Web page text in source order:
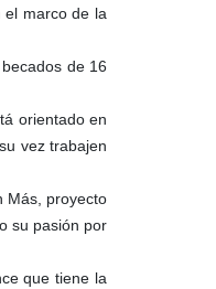
el marco de la
de 16
orientado en
vez trabajen
Más, proyecto
su pasión por
que tiene la